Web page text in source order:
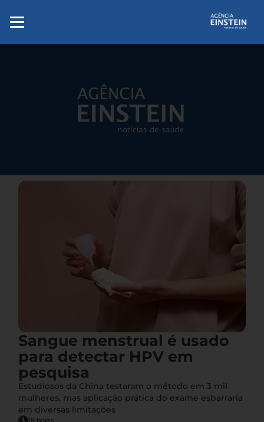
Sangue menstrual é usado
para detectar HPV em
pesquisa
Estudiosos da China testaram o método em 3 mil
mulheres, mas aplicação prática do exame esbarraria
em diversas limitações
18 horas